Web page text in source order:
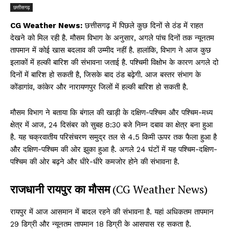
छत्तीसगढ़
CG Weather News: छत्तीसगढ़ में पिछले कुछ दिनों से ठंड में राहत
देखने को मिल रही है. मौसम विभाग के अनुसार, अगले पांच दिनों तक न्यूनतम
तापमान में कोई खास बदलाव की उम्मीद नहीं है. हालांकि, विभाग ने आज कुछ
इलाकों में हल्की बारिश की संभावना जताई है. पश्चिमी विक्षोभ के कारण अगले दो
दिनों में बारिश हो सकती है, जिसके बाद ठंड बढ़ेगी. आज बस्तर संभाग के
कोंडागांव, कांकेर और नारायणपुर जिलों में हल्की बारिश हो सकती है.
मौसम विभाग ने बताया कि बंगाल की खाड़ी के दक्षिण-पश्चिम और पश्चिम-मध्य
क्षेत्र में आज, 24 दिसंबर को सुबह 8:30 बजे निम्न दबाव का क्षेत्र बना हुआ
है. यह चक्रवातीय परिसंचरण समुद्र तल से 4.5 किमी ऊपर तक फैला हुआ है
और दक्षिण-पश्चिम की ओर झुका हुआ है. अगले 24 घंटों में यह पश्चिम-दक्षिण-
पश्चिम की ओर बढ़ने और धीरे-धीरे कमजोर होने की संभावना है.
राजधानी रायपुर का मौसम(CG Weather News)
रायपुर में आज आसमान में बादल रहने की संभावना है. यहां अधिकतम तापमान
29 डिग्री और न्यूनतम तापमान 18 डिग्री के आसपास रह सकता है.